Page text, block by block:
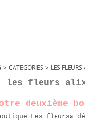
> CATEGORIES > LES FLEURS
les fleurs
deuxième
à